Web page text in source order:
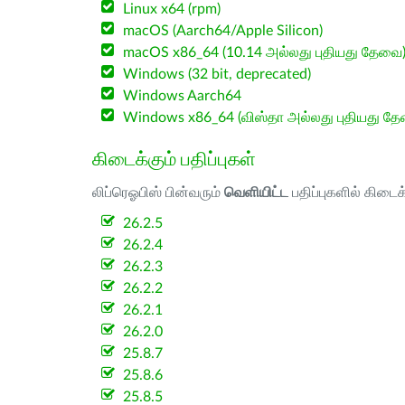
Linux x64 (rpm)
macOS (Aarch64/Apple Silicon)
macOS x86_64 (10.14 அல்லது புதியது தேவை)
Windows (32 bit, deprecated)
Windows Aarch64
Windows x86_64 (விஸ்தா அல்லது புதியது
கிடைக்கும் பதிப்புகள்
லிப்ரெஓபிஸ் பின்வரும் வெளியிட்ட பதிப்புகளில்
26.2.5
26.2.4
26.2.3
26.2.2
26.2.1
26.2.0
25.8.7
25.8.6
25.8.5